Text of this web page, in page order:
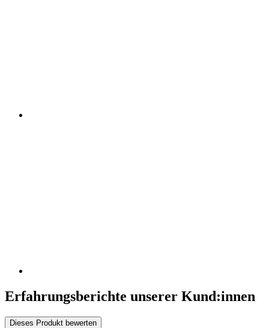
Erfahrungsberichte unserer Kund:innen
Dieses Produkt bewerten